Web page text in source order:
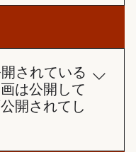
進捗状況を確認す
を直接ダウンロー
にお問い合わせく
だければ、早急に
術では、ご希望の
限りお客様のご要望
力で対応させてい
されている
は公開して
開されてし